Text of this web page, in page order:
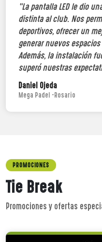
“La pantalla LED le dio
distinta al club. Nos
deportivos, ofrecer un
generar nuevos
Además, la instalación
superó nuestras
Daniel Ojeda
Mega Padel -Rosario
PROMOCIONES
Tie Break
Promociones y ofertas